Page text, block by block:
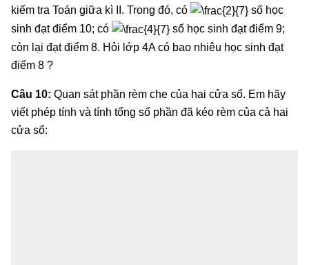
kiểm tra Toán giữa kì II. Trong đó, có
số học
sinh đạt điểm 10; có
số học sinh đạt điểm 9;
còn lại đạt điểm 8. Hỏi lớp 4A có bao nhiêu học sinh đạt
điểm 8 ?
Câu 10: Quan sát phần rèm che của hai cửa sổ. Em hãy
viết phép tính và tính tổng số phần đã kéo rèm của cả hai
cửa sổ: